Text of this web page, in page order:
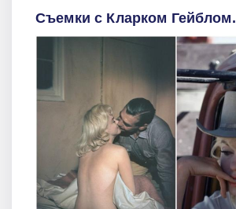
Съемки с Кларком Гейблом.